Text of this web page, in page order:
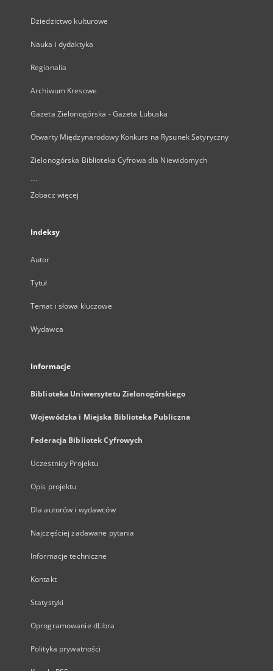
Dziedzictwo kulturowe
Nauka i dydaktyka
Regionalia
Archiwum Kresowe
Gazeta Zielonogórska - Gazeta Lubuska
Otwarty Międzynarodowy Konkurs na Rysunek Satyryczny
Zielonogórska Biblioteka Cyfrowa dla Niewidomych
...
Zobacz więcej
Indeksy
Autor
Tytuł
Temat i słowa kluczowe
Wydawca
Informacje
Biblioteka Uniwersytetu Zielonogórskiego
Wojewódzka i Miejska Biblioteka Publiczna
Federacja Bibliotek Cyfrowych
Uczestnicy Projektu
Opis projektu
Dla autorów i wydawców
Najczęściej zadawane pytania
Informacje techniczne
Kontakt
Statystyki
Oprogramowanie dLibra
Polityka prywatności